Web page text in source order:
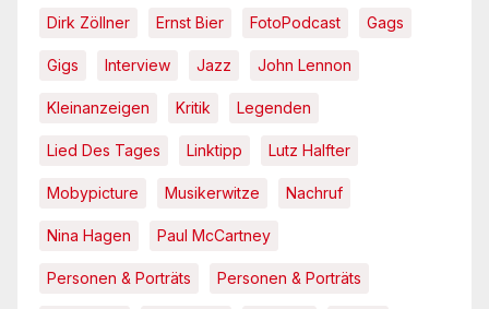
Dirk Zöllner Ernst Bier FotoPodcast Gags
Gigs Interview Jazz John Lennon
Kleinanzeigen Kritik Legenden
Lied Des Tages Linktipp Lutz Halfter
Mobypicture Musikerwitze Nachruf
Nina Hagen Paul McCartney
Personen & Porträts Personen & Porträts